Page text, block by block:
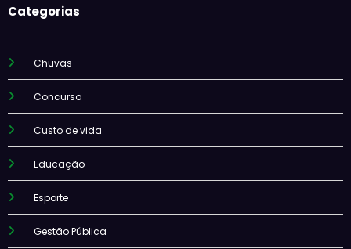
Categorias
Chuvas
Concurso
Custo de vida
Educação
Esporte
Gestão Pública